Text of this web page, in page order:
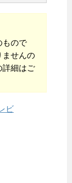
もので
ませんの
詳細はご
ビ